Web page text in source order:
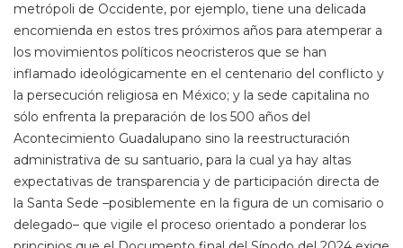
metrópoli de Occidente, por ejemplo, tiene una delicada
encomienda en estos tres próximos años para atemperar a
los movimientos políticos neocristeros que se han
inflamado ideológicamente en el centenario del conflicto y
la persecución religiosa en México; y la sede capitalina no
sólo enfrenta la preparación de los 500 años del
Acontecimiento Guadalupano sino la reestructuración
administrativa de su santuario, para la cual ya hay altas
expectativas de transparencia y de participación directa de
la Santa Sede –posiblemente en la figura de un comisario o
delegado– que vigile el proceso orientado a ponderar los